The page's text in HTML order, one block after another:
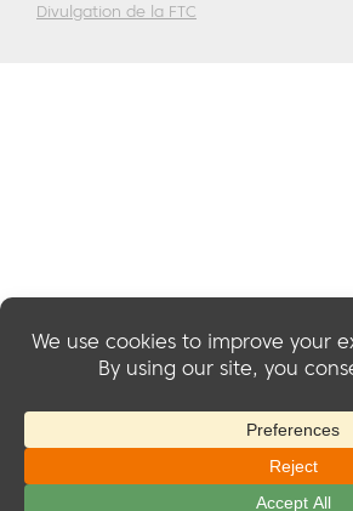
Divulgation de la FTC